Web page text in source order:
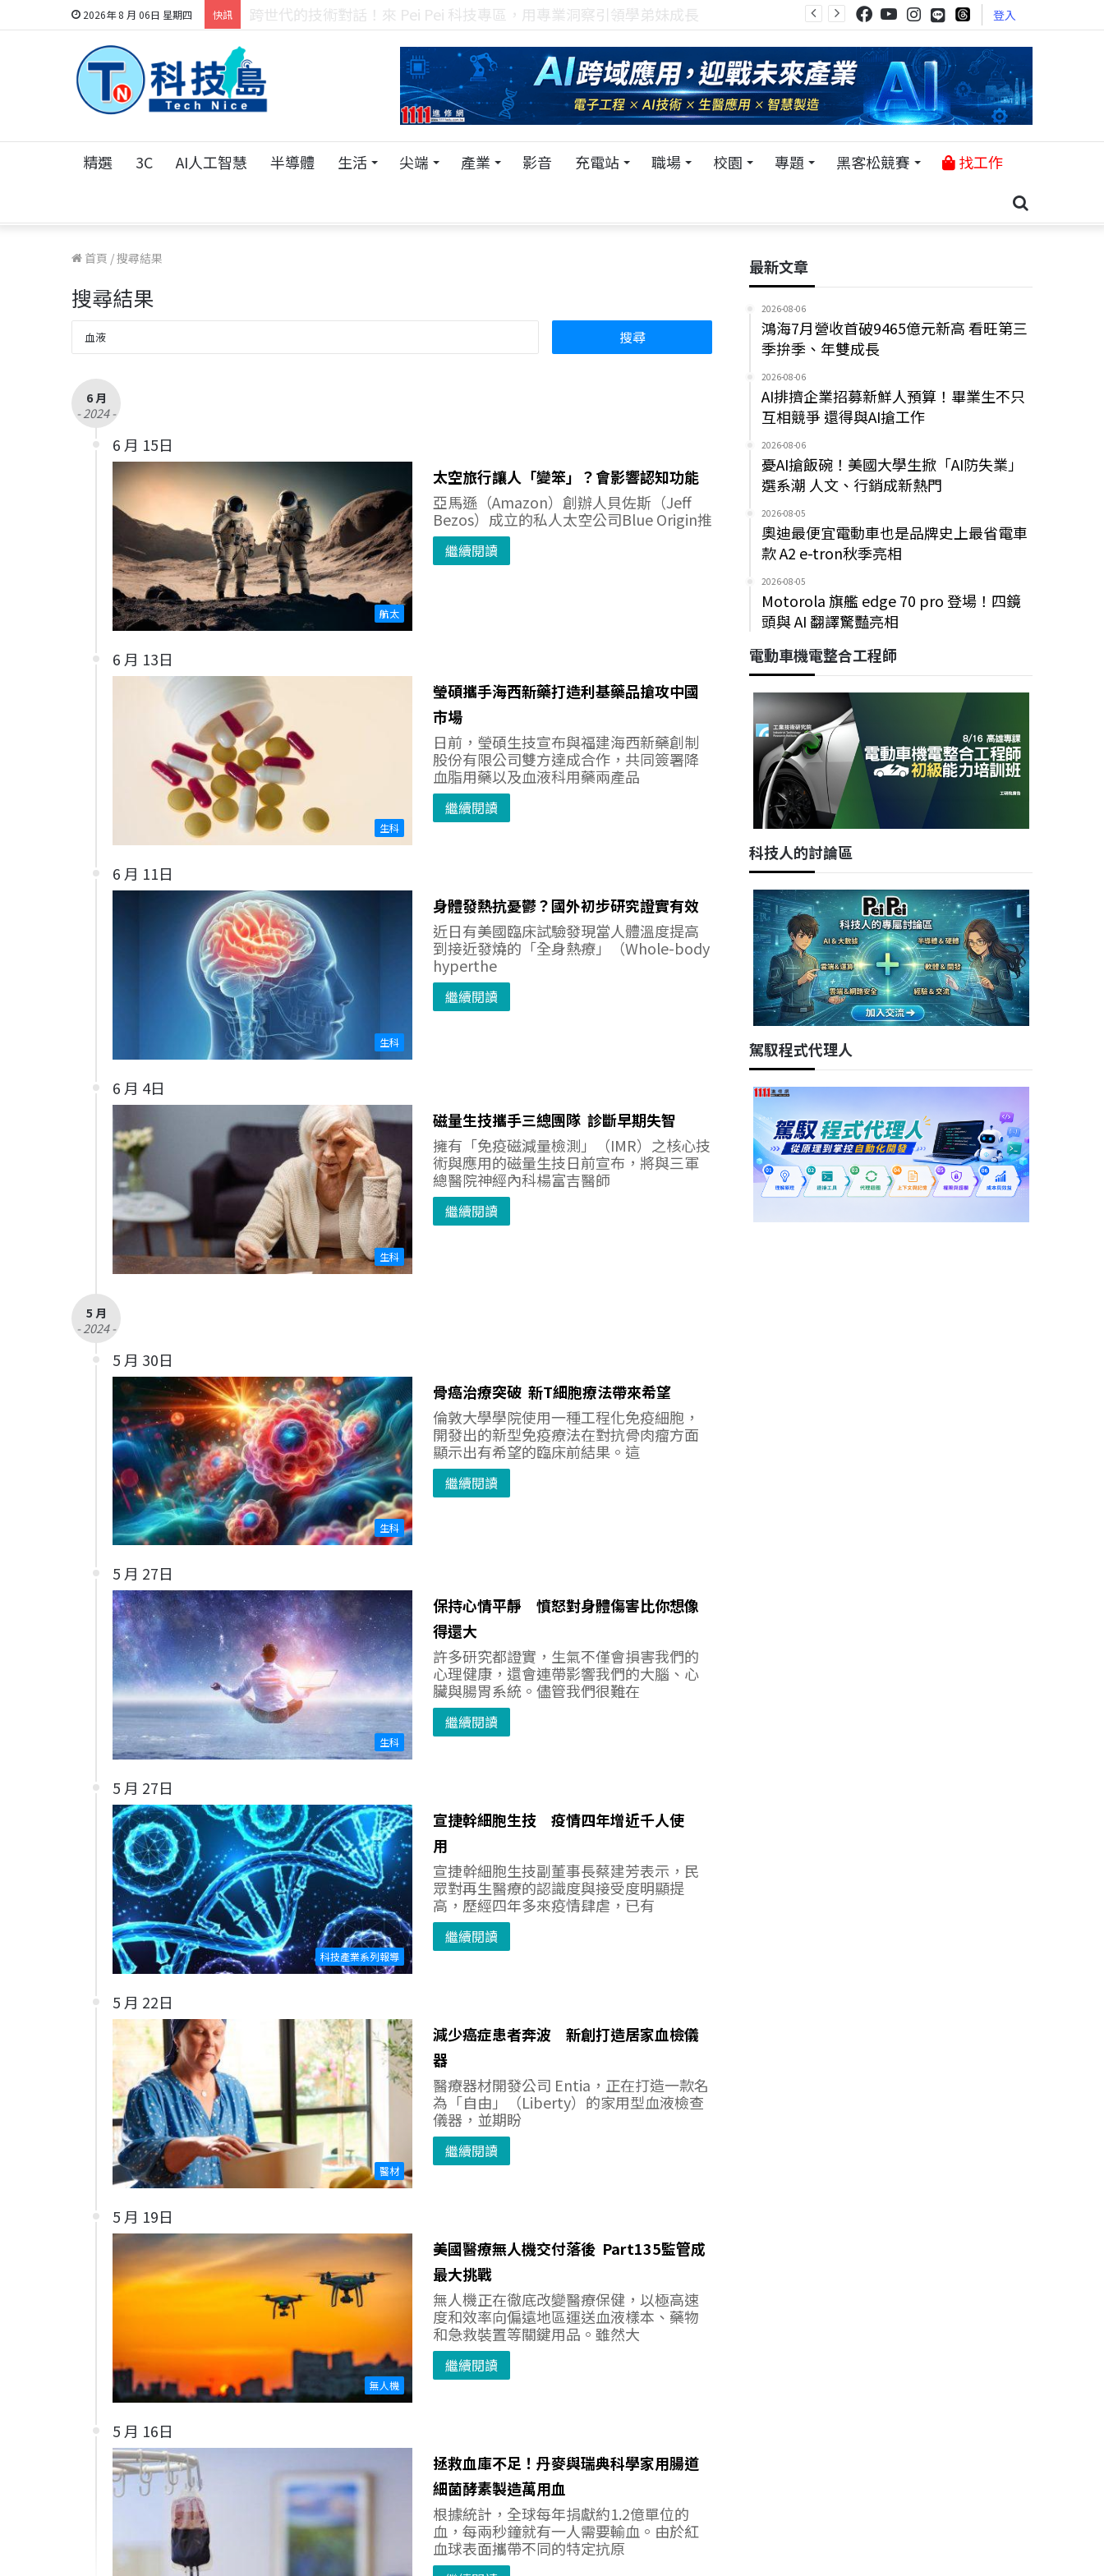
2026年 8 月 06日 星期四 快訊 科技人的經驗傳承地！在 Pei Pei 科技專區，與學弟妹交流最硬核的技術 登入
精選 3C AI人工智慧 半導體 生活 尖端 產業 影音 充電站 職場 校園 專題 黑客松競賽 找工作
首頁 /搜尋結果
搜尋結果
6 月
- 2024 -
6 月 15日
航太
太空旅行讓人「變笨」？會影響認知功能
亞馬遜（Amazon）創辦人貝佐斯（Jeff
Bezos）成立的私人太空公司Blue Origin推
繼續閱讀
6 月 13日
生科
瑩碩攜手海西新藥打造利基藥品搶攻中國
市場
日前，瑩碩生技宣布與福建海西新藥創制
股份有限公司雙方達成合作，共同簽署降
血脂用藥以及血液科用藥兩產品
繼續閱讀
6 月 11日
生科
身體發熱抗憂鬱？國外初步研究證實有效
近日有美國臨床試驗發現當人體溫度提高
到接近發燒的「全身熱療」（Whole-body
hyperthe
繼續閱讀
6 月 4日
生科
磁量生技攜手三總團隊 診斷早期失智
擁有「免疫磁減量檢測」（IMR）之核心技
術與應用的磁量生技日前宣布，將與三軍
總醫院神經內科楊富吉醫師
繼續閱讀
5 月
- 2024 -
5 月 30日
生科
骨癌治療突破 新T細胞療法帶來希望
倫敦大學學院使用一種工程化免疫細胞，
開發出的新型免疫療法在對抗骨肉瘤方面
顯示出有希望的臨床前結果。這
繼續閱讀
5 月 27日
生科
保持心情平靜 憤怒對身體傷害比你想像
得還大
許多研究都證實，生氣不僅會損害我們的
心理健康，還會連帶影響我們的大腦、心
臟與腸胃系統。儘管我們很難在
繼續閱讀
5 月 27日
科技產業系列報導
宣捷幹細胞生技 疫情四年增近千人使
用
宣捷幹細胞生技副董事長蔡建芳表示，民
眾對再生醫療的認識度與接受度明顯提
高，歷經四年多來疫情肆虐，已有
繼續閱讀
5 月 22日
醫材
減少癌症患者奔波 新創打造居家血檢儀
器
醫療器材開發公司 Entia，正在打造一款名
為「自由」（Liberty）的家用型血液檢查
儀器，並期盼
繼續閱讀
5 月 19日
無人機
美國醫療無人機交付落後 Part135監管成
最大挑戰
無人機正在徹底改變醫療保健，以極高速
度和效率向偏遠地區運送血液樣本、藥物
和急救裝置等關鍵用品。雖然大
繼續閱讀
5 月 16日
拯救血庫不足！丹麥與瑞典科學家用腸道
細菌酵素製造萬用血
根據統計，全球每年捐獻約1.2億單位的
血，每兩秒鐘就有一人需要輸血。由於紅
血球表面攜帶不同的特定抗原
最新文章
2026-08-06
鴻海7月營收首破9465億元新高 看旺第三
季拚季、年雙成長
2026-08-06
AI排擠企業招募新鮮人預算！畢業生不只
互相競爭 還得與AI搶工作
2026-08-06
憂AI搶飯碗！美國大學生掀「AI防失業」
選系潮 人文、行銷成新熱門
2026-08-05
奧迪最便宜電動車也是品牌史上最省電車
款 A2 e-tron秋季亮相
2026-08-05
Motorola 旗艦 edge 70 pro 登場！四鏡
頭與 AI 翻譯驚豔亮相
電動車機電整合工程師
科技人的討論區
駕馭程式代理人